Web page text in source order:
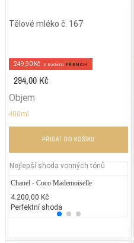
Tělové mléko č. 167
249,90 Kč z kodem FRENCH
294,00 Kč
Objem
400ml
PŘIDAT DO KOŠÍKU
Nejlepší shoda vonných tónů
Chanel - Coco Mademoiselle
4.200,00 Kč
Perfektní shoda